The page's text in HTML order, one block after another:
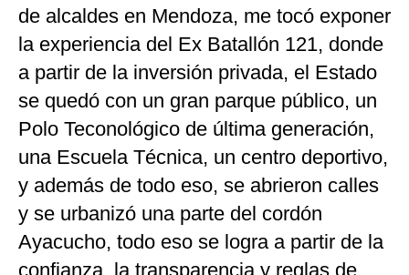
de alcaldes en Mendoza, me tocó exponer
la experiencia del Ex Batallón 121, donde
a partir de la inversión privada, el Estado
se quedó con un gran parque público, un
Polo Teconológico de última generación,
una Escuela Técnica, un centro deportivo,
y además de todo eso, se abrieron calles
y se urbanizó una parte del cordón
Ayacucho, todo eso se logra a partir de la
confianza, la transparencia y reglas de